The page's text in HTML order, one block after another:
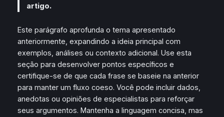
artigo.
Este parágrafo aprofunda o tema apresentado
anteriormente, expandindo a ideia principal com
exemplos, análises ou contexto adicional. Use esta
seção para desenvolver pontos específicos e
certifique-se de que cada frase se baseie na anterior
para manter um fluxo coeso. Você pode incluir dados,
anedotas ou opiniões de especialistas para reforçar
seus argumentos. Mantenha a linguagem concisa, mas